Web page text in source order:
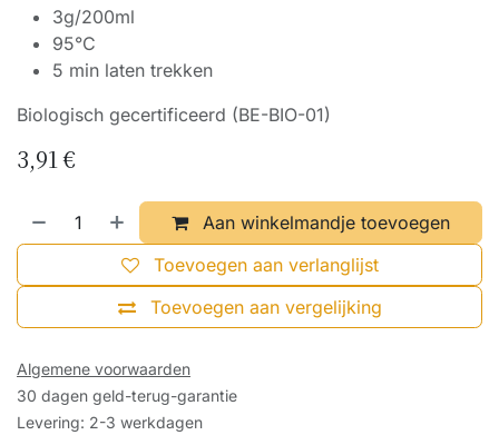
3g/200ml
95°C
5 min laten trekken
Biologisch gecertificeerd (BE-BIO-01)
3,91€
Aan winkelmandje toevoegen
Toevoegen aan vergelijking
Toevoegen aan verlanglijst
Algemene voorwaarden
30 dagen geld-terug-garantie
Levering: 2-3 werkdagen